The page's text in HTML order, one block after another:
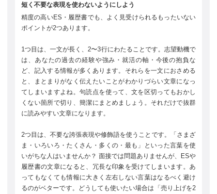
短く不要な表現を使わないようにしよう
精度の高いES・履歴書でも、よく見受けられるもったいない
ポイントが2つあります。
1つ目は、一文が長く、2〜3行にわたることです。志望動機で
は、あなたの過去の経験や強み・就活の軸・今後の抱負な
ど、記入する情報が多くあります。それらを一文におさめる
と、まとまりがなく伝えたいことがわかりづらい文章になっ
てしまいますよね。句読点を使って、文を区切ってもおかし
くない箇所で切り、簡潔にまとめましょう。それだけで抜群
に読みやすい文章になります。
2つ目は、不要な誇張表現や修飾語を使うことです。「さまざ
ま・いろいろ・たくさん・多くの・最も」といった言葉を使
いがちな人はいませんか？ 面接では問題ありませんが、ESや
履歴書の文章になると、冗長な印象を受けてしまいます。あ
ってもなくても情報に大きく左右しない言葉はなるべく避け
るのがベターです。どうしても使いたい場合は「売り上げを2